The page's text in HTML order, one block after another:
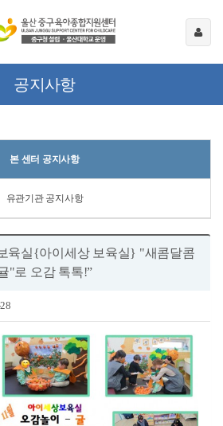
공지사항
본 센터 공지사항
유관기관 공지사항
육실{아이세상 보육실} "새콤달콤
"로 오감 톡톡!”